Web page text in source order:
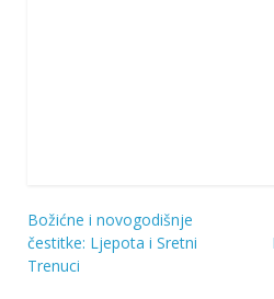
Navigacija
objava
Božićne i novogodišnje
čestitke: Ljepota i Sretni
Trenuci